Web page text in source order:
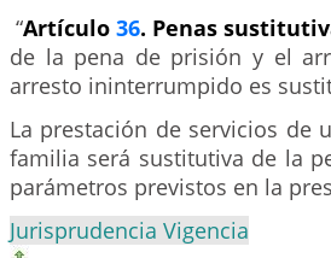
“Artículo36. Penas
de la pena de prisión y el
arresto ininterrumpido es
La prestación de servicios de
familia será sustitutiva de la
parámetros previstos en la
Jurisprudencia Vigencia